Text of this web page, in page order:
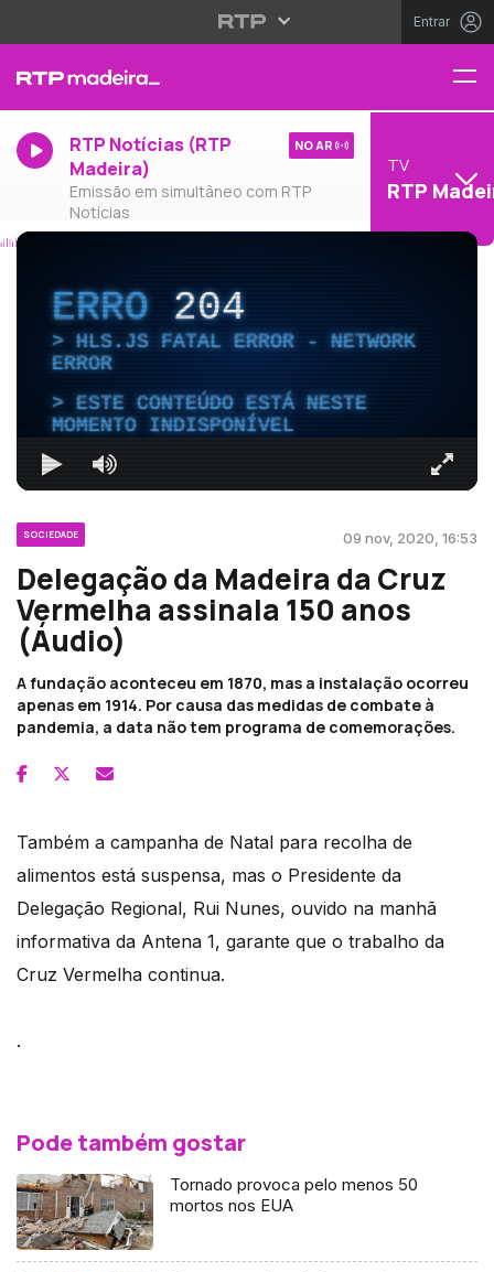
Entrar
RTP Notícias (RTP
Madeira)
Emissão em simultâneo com RTP
Notícias
NO AR
TV
RTP
ERRO204
HLS.JS FATAL ERROR - NETWORK
ERROR
ESTE CONTEÚDO ESTÁ NESTE
MOMENTO INDISPONÍVEL
SOCIEDADE 09 nov, 2020, 16:53
Delegação da Madeira da Cruz
Vermelha assinala 150 anos
(Áudio)
A fundação aconteceu em 1870, mas a instalação ocorreu
apenas em 1914. Por causa das medidas de combate à
pandemia, a data não tem programa de comemorações.
Também a campanha de Natal para recolha de
alimentos está suspensa, mas o Presidente da
Delegação Regional, Rui Nunes, ouvido na manhã
informativa da Antena 1, garante que o trabalho da
Cruz Vermelha continua.
.
Pode também gostar
Tornado provoca pelo menos 50
mortos nos EUA